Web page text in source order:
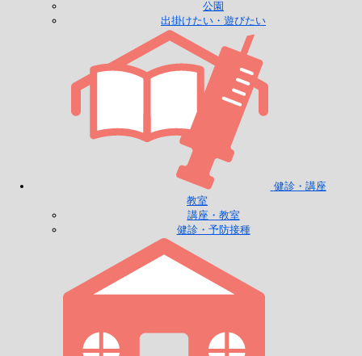
公園
出掛けたい・遊びたい
健診・講座
教室
講座・教室
健診・予防接種